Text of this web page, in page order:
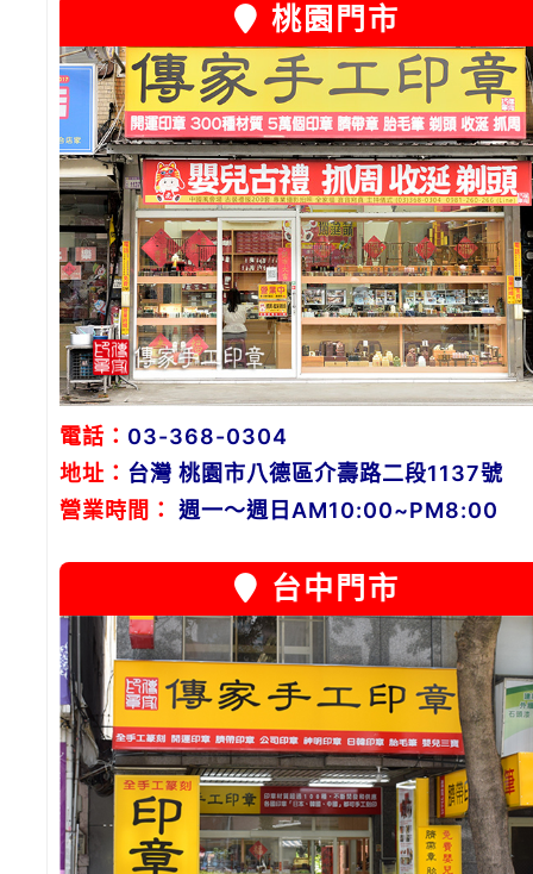
桃園門市
電話： 03-368-0304
地址： 台灣 桃園市八德區介壽路二段1137號
營業時間：
週一～週日AM10:00~PM8:00
台中門市